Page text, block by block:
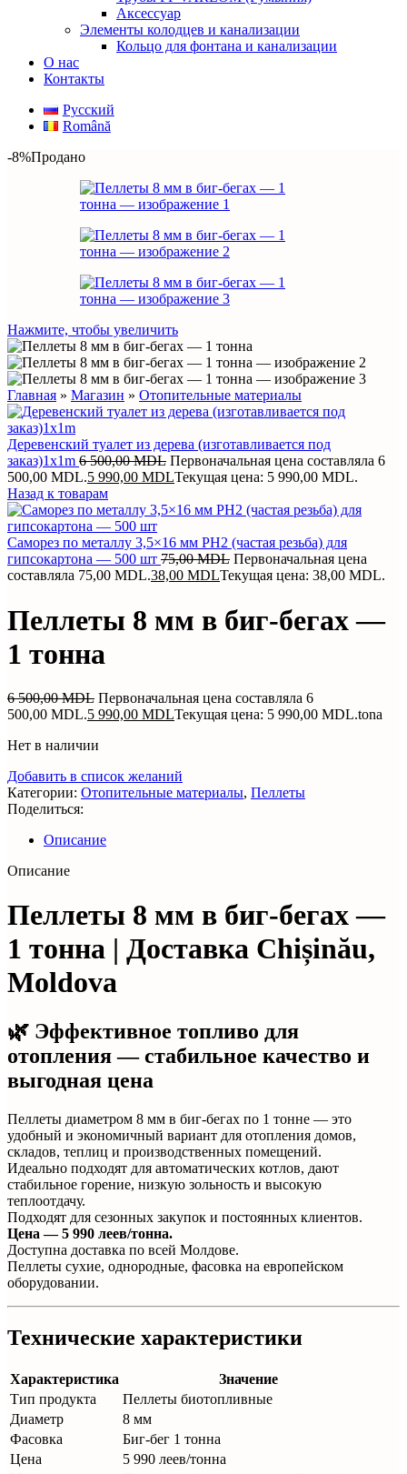
Аксессуар
Элементы колодцев и канализации
Кольцо для фонтана и канализации
О нас
Контакты
Русский
Română
-8%Продано
Нажмите, чтобы увеличить
Главная » Магазин » Отопительные материалы
Деревенский туалет из дерева (изготавливается под
заказ)1х1m 6 500,00MDL Первоначальная цена составляла 6
500,00 MDL.5 990,00 MDLТекущая цена: 5 990,00 MDL.
Назад к товарам
Саморез по металлу 3,5×16 мм PH2 (частая резьба) для
гипсокартона — 500 шт 75,00MDL Первоначальная цена
составляла 75,00 MDL.38,00 MDLТекущая цена: 38,00 MDL.
Пеллеты 8 мм в биг-бегах —
1 тонна
6 500,00MDL Первоначальная цена составляла 6
500,00 MDL.5 990,00 MDLТекущая цена: 5 990,00 MDL.tona
Нет в наличии
Добавить в список желаний
Категории: Отопительные материалы, Пеллеты
Поделиться:
Описание
Описание
Пеллеты 8 мм в биг-бегах —
1 тонна | Доставка Chișinău,
Moldova
🌿 Эффективное топливо для
отопления — стабильное качество и
выгодная цена
Пеллеты диаметром 8 мм в биг-бегах по 1 тонне — это
удобный и экономичный вариант для отопления домов,
складов, теплиц и производственных помещений.
Идеально подходят для автоматических котлов, дают
стабильное горение, низкую зольность и высокую
теплоотдачу.
Подходят для сезонных закупок и постоянных клиентов.
Цена — 5 990 леев/тонна.
Доступна доставка по всей Молдове.
Пеллеты сухие, однородные, фасовка на европейском
оборудовании.
Технические характеристики
Характеристика
Значение
Тип продукта
Пеллеты биотопливные
Диаметр
8 мм
Фасовка
Биг-бег 1 тонна
Цена
5 990 леев/тонна